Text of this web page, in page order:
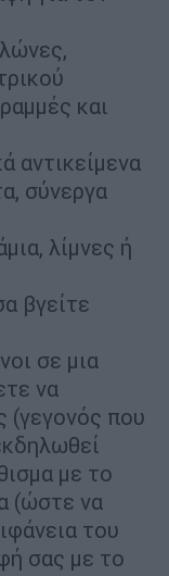
και
αντικείμενα
σύνεργα
λίμνες ή
βγείτε
σε μια
να
(γεγονός που
με το
(ώστε να
του
σας με το